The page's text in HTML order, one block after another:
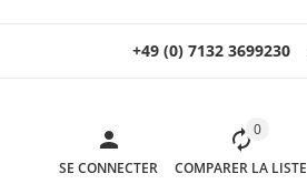
+49 (0) 7132 3699230
SE CONNECTER
0
COMPARER LA LISTE